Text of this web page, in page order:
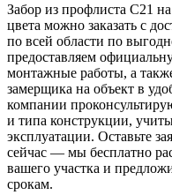
Забор из профлиста C21
цвета можно заказать с
по всей области по
предоставляем
монтажные работы, а
замерщика на объект в
компании
и типа конструкции,
эксплуатации. Оставьте
сейчас — мы бесплатно
вашего участка и
срокам.